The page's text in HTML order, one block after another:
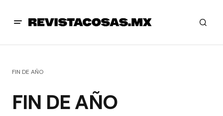
FIN DE AÑO
FIN DE AÑO